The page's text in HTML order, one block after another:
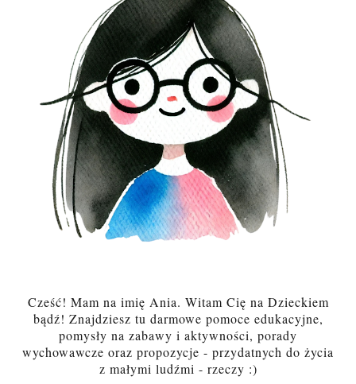
Cześć! Mam na imię Ania. Witam Cię na Dzieckiem
bądź! Znajdziesz tu darmowe pomoce edukacyjne,
pomysły na zabawy i aktywności, porady
wychowawcze oraz propozycje - przydatnych do życia
z małymi ludźmi - rzeczy :)